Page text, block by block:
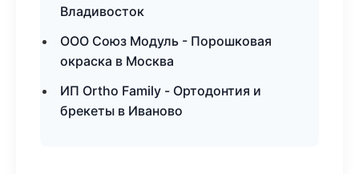
Владивосток
ООО Союз Модуль - Порошковая
окраска в Москва
ИП Ortho Family - Ортодонтия и
брекеты в Иваново